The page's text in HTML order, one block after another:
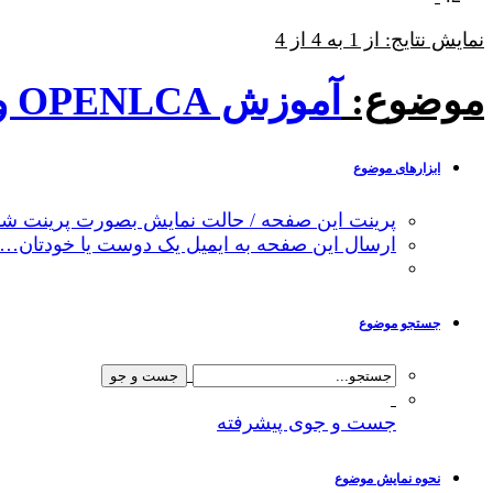
نمایش نتایج: از 1 به 4 از 4
موضوع: آموزش OPENLCA و ارزیابی اثرات اجتماعی با PSILCA
ابزارهای موضوع
پرینت این صفحه / حالت نمایش بصورت پرینت
ارسال این صفحه به ایمیل یک دوست یا خودتان…
جستجو موضوع
جست و جوی پیشرفته
نحوه نمایش موضوع